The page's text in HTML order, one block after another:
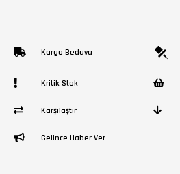
Kargo Bedava
Kritik Stok
Karşılaştır
Gelince Haber Ver